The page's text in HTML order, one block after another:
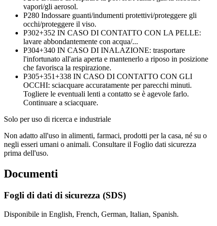
vapori/gli aerosol.
P280 Indossare guanti/indumenti protettivi/proteggere gli
occhi/proteggere il viso.
P302+352 IN CASO DI CONTATTO CON LA PELLE:
lavare abbondantemente con acqua/...
P304+340 IN CASO DI INALAZIONE: trasportare
l'infortunato all'aria aperta e mantenerlo a riposo in posizione
che favorisca la respirazione.
P305+351+338 IN CASO DI CONTATTO CON GLI
OCCHI: sciacquare accuratamente per parecchi minuti.
Togliere le eventuali lenti a contatto se è agevole farlo.
Continuare a sciacquare.
Solo per uso di ricerca e industriale
Non adatto all'uso in alimenti, farmaci, prodotti per la casa, né su o
negli esseri umani o animali. Consultare il Foglio dati sicurezza
prima dell'uso.
Documenti
Fogli di dati di sicurezza (SDS)
Disponibile in English, French, German, Italian, Spanish.